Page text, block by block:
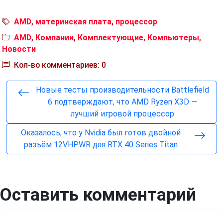
AMD, материнская плата, процессор
AMD, Компании, Комплектующие, Компьютеры,
Новости
Кол-во комментариев: 0
Новые тесты производительности Battlefield
6 подтверждают, что AMD Ryzen X3D —
лучший игровой процессор
Оказалось, что у Nvidia был готов двойной
разъём 12VHPWR для RTX 40 Series Titan
Оставить комментарий